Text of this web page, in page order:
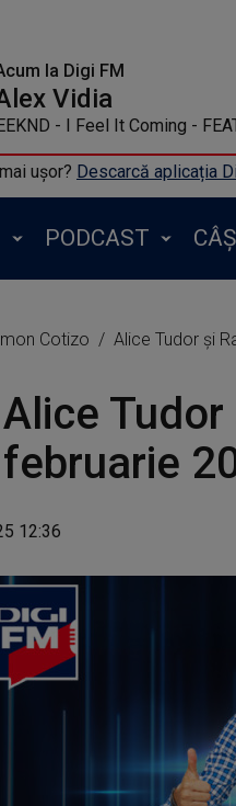
la Digi FM
Vidia
Feel It Coming - FEAT. DAFT
ușor? Descarcă aplicația
PODCAST
Cotizo Alice Tudor și
Alice Tudor
februarie
12:36